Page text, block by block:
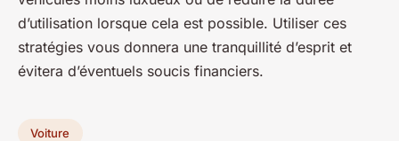
d’utilisation lorsque cela est possible. Utiliser ces
stratégies vous donnera une tranquillité d’esprit et
évitera d’éventuels soucis financiers.
Voiture